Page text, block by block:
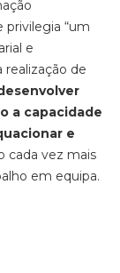
privilegia “um
e
realização de
a capacidade
e
cada vez mais
em equipa.